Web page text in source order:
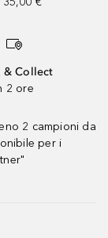
& Collect
2 ore
2 campioni da
per i